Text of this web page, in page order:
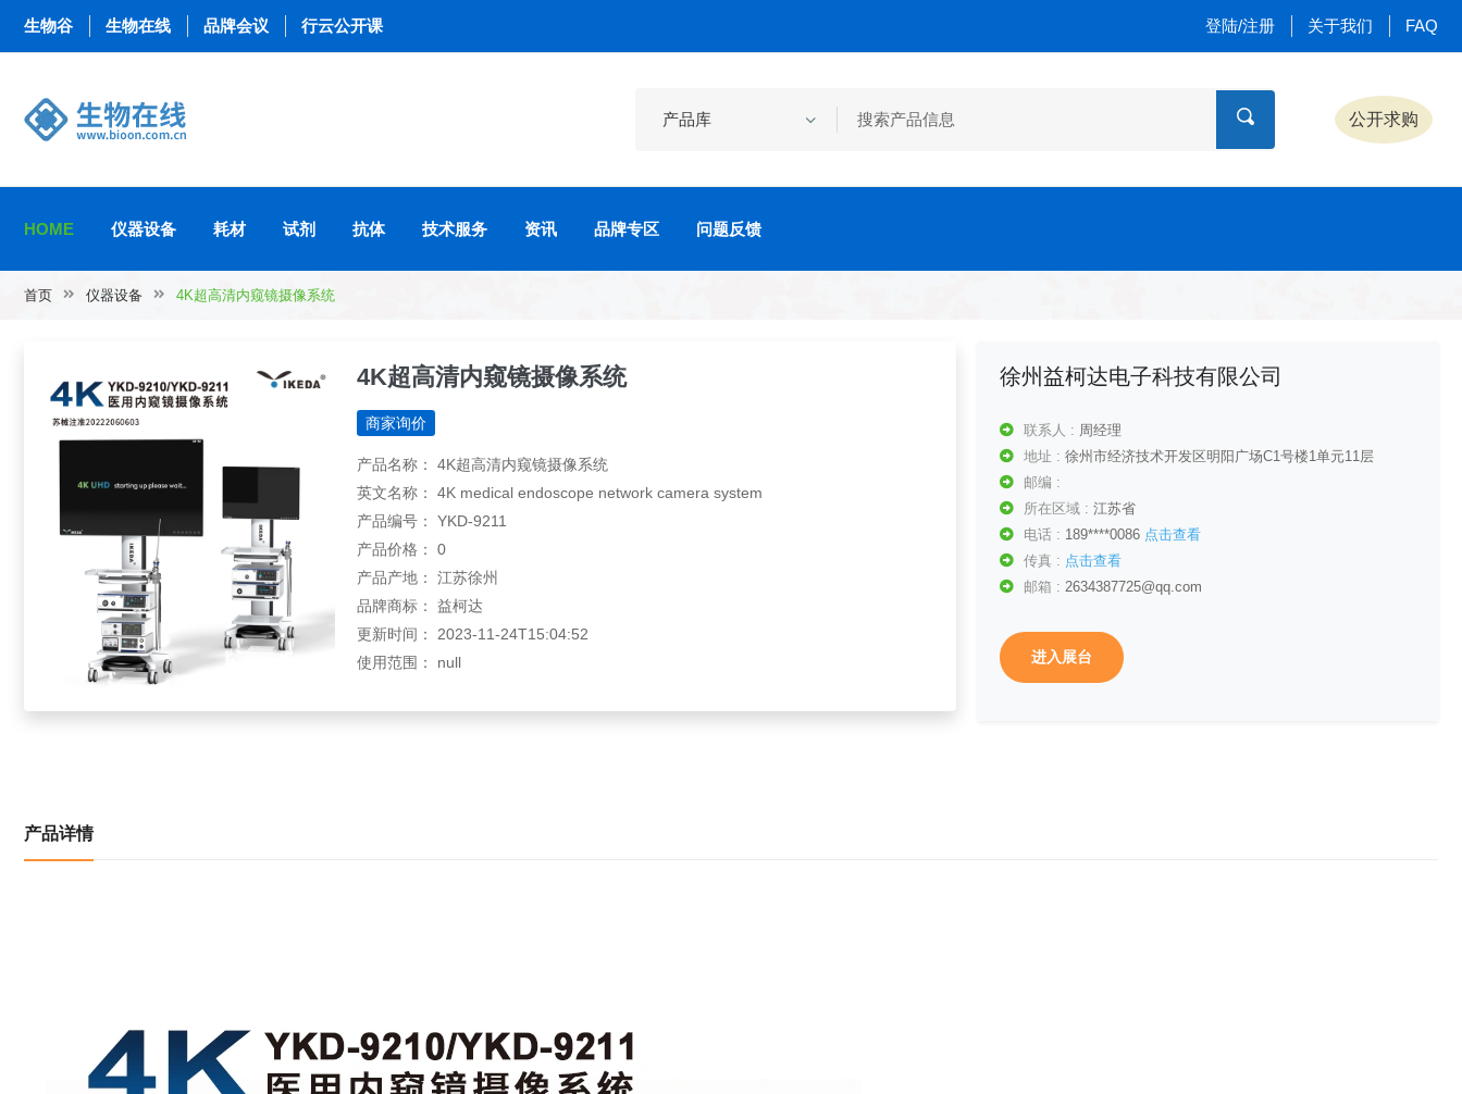
生物谷 生物在线 品牌会议 行云公开课 登陆/注册 关于我们 FAQ
公开求购
HOME 仪器设备 耗材 试剂 抗体 技术服务 资讯 品牌专区 问题反馈
首页 仪器设备 4K超高清内窥镜摄像系统
4K超高清内窥镜摄像系统
商家询价
产品名称： 4K超高清内窥镜摄像系统
英文名称： 4K medical endoscope network camera system
产品编号： YKD-9211
产品价格： 0
产品产地： 江苏徐州
品牌商标： 益柯达
更新时间： 2023-11-24T15:04:52
使用范围： null
徐州益柯达电子科技有限公司
联系人 : 周经理
地址 : 徐州市经济技术开发区明阳广场C1号楼1单元11层
邮编 :
所在区域 : 江苏省
电话 : 189****0086 点击查看
传真 : 点击查看
邮箱 : 2634387725@qq.com
进入展台
产品详情